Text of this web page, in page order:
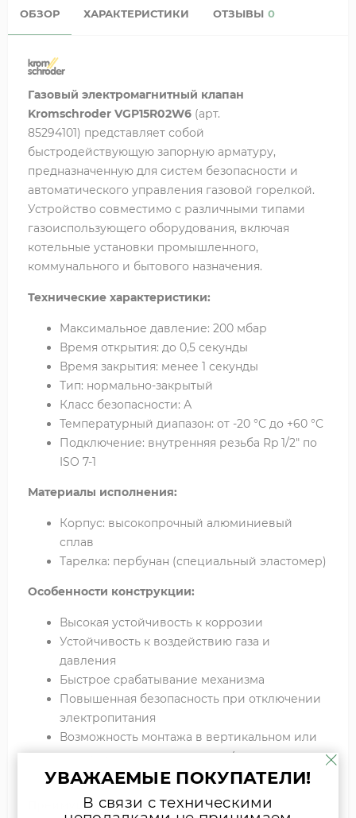
ОБЗОР ХАРАКТЕРИСТИКИ ОТЗЫВЫ 0
Газовый электромагнитный клапан
Kromschroder VGP15R02W6 (арт.
85294101) представляет собой
быстродействующую запорную арматуру,
предназначенную для систем безопасности и
автоматического управления газовой горелкой.
Устройство совместимо с различными типами
газоиспользующего оборудования, включая
котельные установки промышленного,
коммунального и бытового назначения.
Технические характеристики:
Максимальное давление: 200 мбар
Время открытия: до 0,5 секунды
Время закрытия: менее 1 секунды
Тип: нормально-закрытый
Класс безопасности: А
Температурный диапазон: от -20 °C до +60 °C
Подключение: внутренняя резьба Rp 1/2" по
ISO 7-1
Материалы исполнения:
Корпус: высокопрочный алюминиевый
сплав
Тарелка: пербунан (специальный эластомер)
Особенности конструкции:
Высокая устойчивость к коррозии
Устойчивость к воздействию газа и
давления
Быстрое срабатывание механизма
Повышенная безопасность при отключении
электропитания
Возможность монтажа в вертикальном или
горизонтальном положении (кроме
положения катушкой вниз)
Преимущества:
УВАЖАЕМЫЕ ПОКУПАТЕЛИ!
В связи с техническими